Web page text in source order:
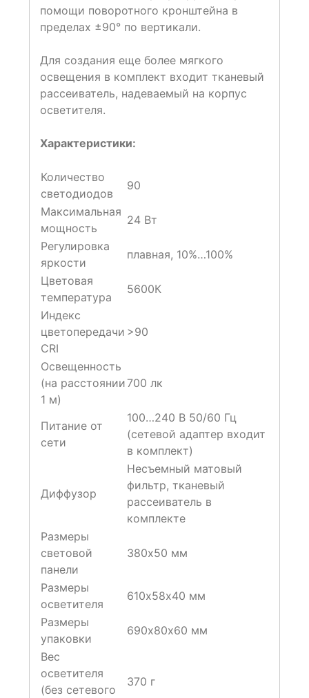
помощи поворотного кронштейна в
пределах ±90° по вертикали.
Для создания еще более мягкого
освещения в комплект входит тканевый
рассеиватель, надеваемый на корпус
осветителя.
Характеристики:
Количество
светодиодов
90
Максимальная
мощность
24 Вт
Регулировка
яркости
плавная, 10%…100%
Цветовая
температура
5600К
Индекс
цветопередачи
CRI
>90
Освещенность
(на расстоянии
1 м)
700 лк
Питание от
сети
100…240 В 50/60 Гц
(сетевой адаптер входит
в комплект)
Диффузор
Несъемный матовый
фильтр, тканевый
рассеиватель в
комплекте
Размеры
световой
панели
380х50 мм
Размеры
осветителя
610х58х40 мм
Размеры
упаковки
690х80х60 мм
Вес
осветителя
(без сетевого
370 г